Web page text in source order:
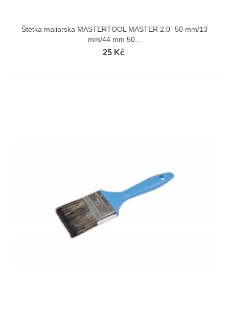
Štetka maliarska MASTERTOOL MASTER 2.0" 50 mm/13
mm/44 mm 50...
25 Kč